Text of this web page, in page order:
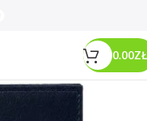
0.00ZŁ